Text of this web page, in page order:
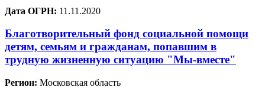
Дата ОГРН: 11.11.2020
Благотворительный фонд социальной помощи
детям, семьям и гражданам, попавшим в
трудную жизненную ситуацию "Мы-вместе"
Регион: Московская область